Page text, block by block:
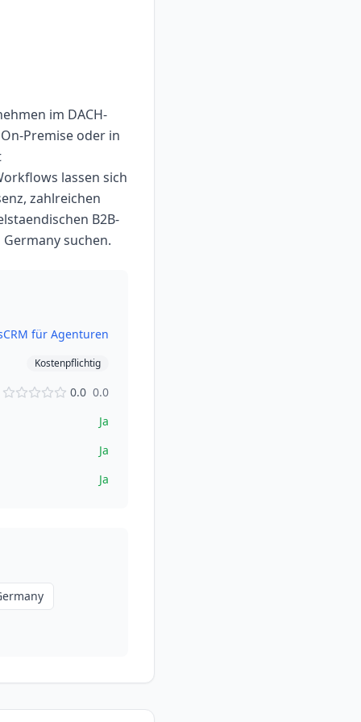
im DACH-
Premise oder in
lassen sich
zahlreichen
B2B-
suchen.
CRM für Agenturen
Kostenpflichtig
0.0 0.0
Ja
Ja
Ja